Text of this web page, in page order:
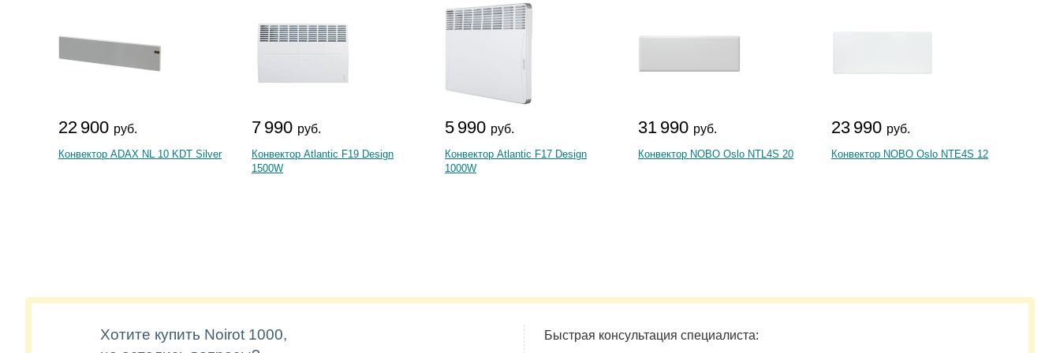
22 900 руб.
Конвектор ADAX NL 10 KDT Silver
7 990 руб.
Конвектор Atlantic F19 Design
1500W
5 990 руб.
Конвектор Atlantic F17 Design
1000W
31 990 руб.
Конвектор NOBO Oslo NTL4S 20
23 990 руб.
Конвектор NOBO Oslo NTE4S 12
Хотите купить Noirot 1000,
Быстрая консультация специалиста: